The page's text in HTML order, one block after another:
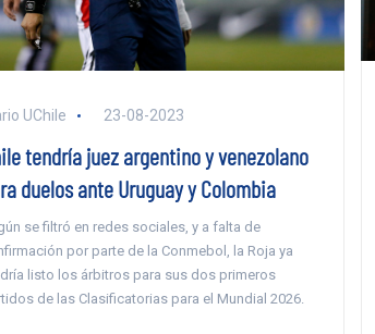
UChile 23-08-2023
tendría juez argentino y venezolano
duelos ante Uruguay y Colombia
se filtró en redes sociales, y a falta de
por parte de la Conmebol, la Roja ya
listo los árbitros para sus dos primeros
de las Clasificatorias para el Mundial 2026.